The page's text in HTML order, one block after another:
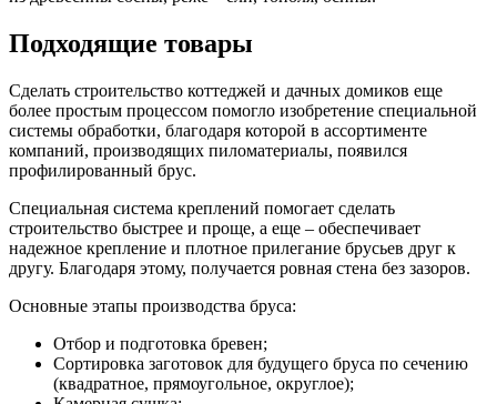
Подходящие товары
Сделать строительство коттеджей и дачных домиков еще
более простым процессом помогло изобретение специальной
системы обработки, благодаря которой в ассортименте
компаний, производящих пиломатериалы, появился
профилированный брус.
Специальная система креплений помогает сделать
строительство быстрее и проще, а еще – обеспечивает
надежное крепление и плотное прилегание брусьев друг к
другу. Благодаря этому, получается ровная стена без зазоров.
Основные этапы производства бруса:
Отбор и подготовка бревен;
Сортировка заготовок для будущего бруса по сечению
(квадратное, прямоугольное, округлое);